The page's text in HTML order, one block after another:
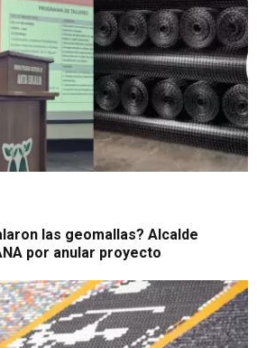
las geomallas? Alcalde
por anular proyecto